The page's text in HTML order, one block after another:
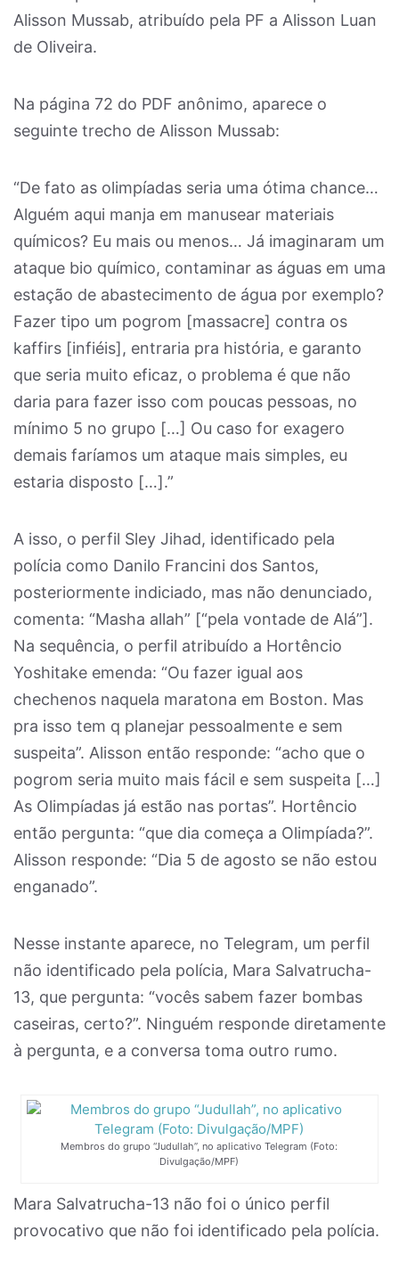
Alisson Mussab, atribuído pela PF a Alisson Luan
de Oliveira.
Na página 72 do PDF anônimo, aparece o
seguinte trecho de Alisson Mussab:
“De fato as olimpíadas seria uma ótima chance…
Alguém aqui manja em manusear materiais
químicos? Eu mais ou menos… Já imaginaram um
ataque bio químico, contaminar as águas em uma
estação de abastecimento de água por exemplo?
Fazer tipo um pogrom [massacre] contra os
kaffirs [infiéis], entraria pra história, e garanto
que seria muito eficaz, o problema é que não
daria para fazer isso com poucas pessoas, no
mínimo 5 no grupo […] Ou caso for exagero
demais faríamos um ataque mais simples, eu
estaria disposto […].”
A isso, o perfil Sley Jihad, identificado pela
polícia como Danilo Francini dos Santos,
posteriormente indiciado, mas não denunciado,
comenta: “Masha allah” [“pela vontade de Alá”].
Na sequência, o perfil atribuído a Hortêncio
Yoshitake emenda: “Ou fazer igual aos
chechenos naquela maratona em Boston. Mas
pra isso tem q planejar pessoalmente e sem
suspeita”. Alisson então responde: “acho que o
pogrom seria muito mais fácil e sem suspeita […]
As Olimpíadas já estão nas portas”. Hortêncio
então pergunta: “que dia começa a Olimpíada?”.
Alisson responde: “Dia 5 de agosto se não estou
enganado”.
Nesse instante aparece, no Telegram, um perfil
não identificado pela polícia, Mara Salvatrucha-
13, que pergunta: “vocês sabem fazer bombas
caseiras, certo?”. Ninguém responde diretamente
à pergunta, e a conversa toma outro rumo.
Membros do grupo “Judullah”, no aplicativo Telegram (Foto:
Divulgação/MPF)
Mara Salvatrucha-13 não foi o único perfil
provocativo que não foi identificado pela polícia.